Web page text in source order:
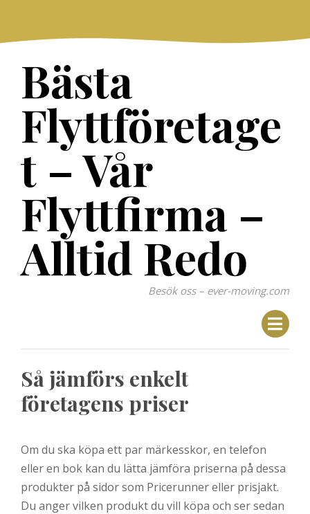
content
Bästa
Flyttföretage
t – Vår
Flyttfirma –
Alltid Redo
Besök oss – ever-moving.com
Så jämförs enkelt
företagens priser
Om du ska köpa ett par märkesskor, en telefon
eller en bok kan du lätta jämföra priserna på dessa
produkter på sidor som Pricerunner eller prisjakt.
Du anger vilken produkt du vill köpa och ser sedan